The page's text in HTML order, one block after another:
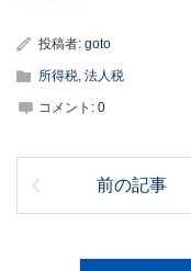
投稿者: goto
所得税, 法人税
コメント: 0
前の記事